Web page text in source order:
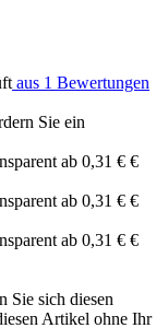
aus 1 Bewertungen
Sie ein
Sie sich diesen
Artikel ohne Ihr